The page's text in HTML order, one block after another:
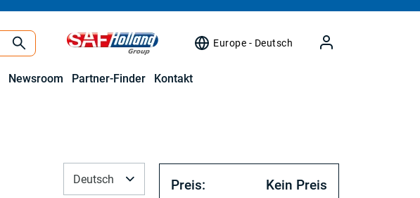
Europe - Deutsch
Newsroom Partner-Finder Kontakt
Deutsch Preis: Kein Preis